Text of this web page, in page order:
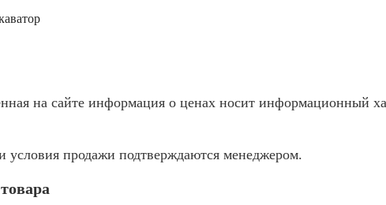
на сайте информация о ценах носит информационный
условия продажи подтверждаются менеджером.